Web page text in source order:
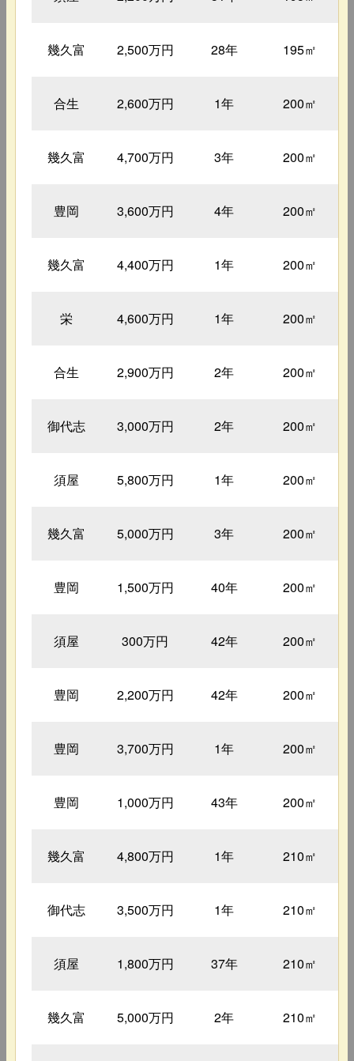
幾久富 2,500万円 28年 195㎡
合生 2,600万円 1年 200㎡
幾久富 4,700万円 3年 200㎡
豊岡 3,600万円 4年 200㎡
幾久富 4,400万円 1年 200㎡
栄 4,600万円 1年 200㎡
合生 2,900万円 2年 200㎡
御代志 3,000万円 2年 200㎡
須屋 5,800万円 1年 200㎡
幾久富 5,000万円 3年 200㎡
豊岡 1,500万円 40年 200㎡
須屋 300万円 42年 200㎡
豊岡 2,200万円 42年 200㎡
豊岡 3,700万円 1年 200㎡
豊岡 1,000万円 43年 200㎡
幾久富 4,800万円 1年 210㎡
御代志 3,500万円 1年 210㎡
須屋 1,800万円 37年 210㎡
幾久富 5,000万円 2年 210㎡